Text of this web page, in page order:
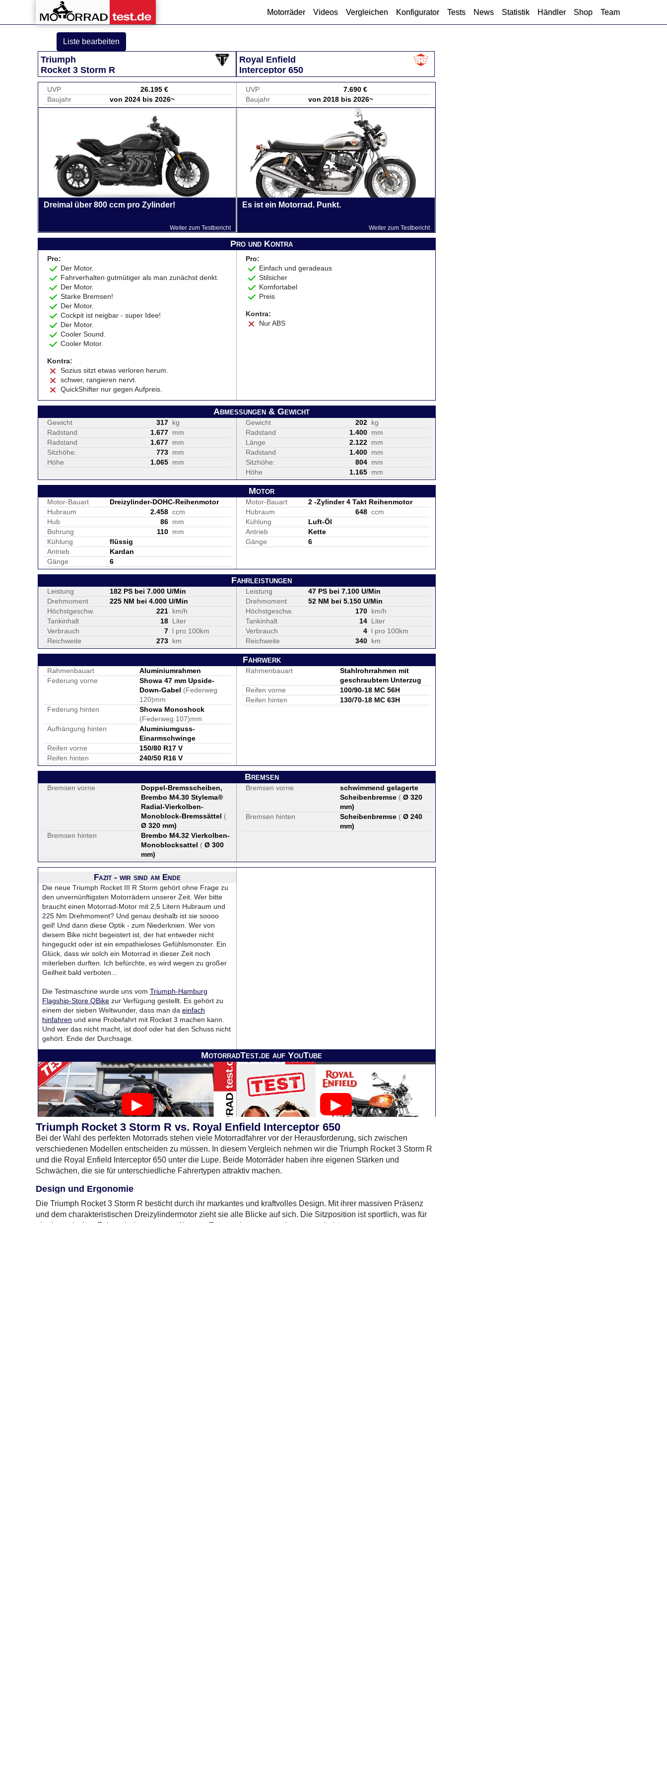
Motorräder Videos Vergleichen Konfigurator Tests News Statistik Händler Shop Team
Liste bearbeiten
Triumph
Rocket 3 Storm R
Royal Enfield
Interceptor 650
UVP
26.195 €
Baujahr
von 2024 bis 2026~
UVP
7.690 €
Baujahr
von 2018 bis 2026~
Dreimal über 800 ccm pro Zylinder!
Weiter zum Testbericht
Es ist ein Motorrad. Punkt.
Weiter zum Testbericht
Pro und Kontra
Pro:
Der Motor.
Fahrverhalten gutmütiger als man zunächst denkt.
Der Motor.
Starke Bremsen!
Der Motor.
Cockpit ist neigbar - super Idee!
Der Motor.
Cooler Sound.
Cooler Motor.
Kontra:
Sozius sitzt etwas verloren herum.
schwer, rangieren nervt.
QuickShifter nur gegen Aufpreis.
Pro:
Einfach und geradeaus
Stilsicher
Komfortabel
Preis
Kontra:
Nur ABS
Abmessungen & Gewicht
Gewicht 317 kg
Radstand
1.677 mm
Radstand
1.677 mm
Sitzhöhe:
773 mm
Höhe
1.065 mm
Gewicht 202 kg
Radstand
1.400 mm
Länge
2.122 mm
Radstand
1.400 mm
Sitzhöhe:
804 mm
Höhe
1.165 mm
Motor
Motor-Bauart
Dreizylinder-DOHC-Reihenmotor
Hubraum
2.458 ccm
Hub
86 mm
Bohrung
110 mm
Kühlung
flüssig
Antrieb
Kardan
Gänge
6
Motor-Bauart
2 -Zylinder 4 Takt Reihenmotor
Hubraum
648 ccm
Kühlung
Luft-Öl
Antrieb
Kette
Gänge
6
Fahrleistungen
Leistung
182 PS bei 7.000 U/Min
Drehmoment
225 NM bei 4.000 U/Min
Höchstgeschw.
221 km/h
Tankinhalt
18 Liter
Verbrauch
7 l pro 100km
Reichweite
273 km
Leistung
47 PS bei 7.100 U/Min
Drehmoment
52 NM bei 5.150 U/Min
Höchstgeschw.
170 km/h
Tankinhalt
14 Liter
Verbrauch
4 l pro 100km
Reichweite
340 km
Fahrwerk
Rahmenbauart
Aluminiumrahmen
Federung vorne
Showa 47 mm Upside-
Down-Gabel (Federweg
120)mm
Federung hinten
Showa Monoshock
(Federweg 107)mm
Aufhängung hinten
Aluminiumguss-
Einarmschwinge
Reifen vorne
150/80 R17 V
Reifen hinten
240/50 R16 V
Rahmenbauart
Stahlrohrrahmen mit
geschraubtem Unterzug
Reifen vorne
100/90-18 MC 56H
Reifen hinten
130/70-18 MC 63H
Bremsen
Bremsen vorne
Doppel-Bremsscheiben,
Brembo M4.30 Stylema®
Radial-Vierkolben-
Monoblock-Bremssättel (
Ø 320 mm)
Bremsen hinten
Brembo M4.32 Vierkolben-
Monoblocksattel ( Ø 300
mm)
Bremsen vorne
schwimmend gelagerte
Scheibenbremse ( Ø 320
mm)
Bremsen hinten
Scheibenbremse ( Ø 240
mm)
Fazit - wir sind am Ende
Die neue Triumph Rocket III R Storm gehört ohne Frage zu
den unvernünftigsten Motorrädern unserer Zeit. Wer bitte
braucht einen Motorrad-Motor mit 2,5 Litern Hubraum und
225 Nm Drehmoment? Und genau deshalb ist sie soooo
geil! Und dann diese Optik - zum Niederknien. Wer von
diesem Bike nicht begeistert ist, der hat entweder nicht
hingeguckt oder ist ein empathieloses Gefühlsmonster. Ein
Glück, dass wir solch ein Motorrad in dieser Zeit noch
miterleben durften. Ich befürchte, es wird wegen zu großer
Geilheit bald verboten...
Die Testmaschine wurde uns vom Triumph-Hamburg
Flagship-Store QBike zur Verfügung gestellt. Es gehört zu
einem der sieben Weltwunder, dass man da einfach
hinfahren und eine Probefahrt mit Rocket 3 machen kann.
Und wer das nicht macht, ist doof oder hat den Schuss nicht
gehört. Ende der Durchsage.
MotorradTest.de auf YouTube
Triumph Rocket 3 Storm R vs. Royal Enfield Interceptor 650
Bei der Wahl des perfekten Motorrads stehen viele Motorradfahrer vor der Herausforderung, sich zwischen
verschiedenen Modellen entscheiden zu müssen. In diesem Vergleich nehmen wir die Triumph Rocket 3 Storm R
und die Royal Enfield Interceptor 650 unter die Lupe. Beide Motorräder haben ihre eigenen Stärken und
Schwächen, die sie für unterschiedliche Fahrertypen attraktiv machen.
Design und Ergonomie
Die Triumph Rocket 3 Storm R besticht durch ihr markantes und kraftvolles Design. Mit ihrer massiven Präsenz
und dem charakteristischen Dreizylindermotor zieht sie alle Blicke auf sich. Die Sitzposition ist sportlich, was für
ein dynamisches Fahrverhalten sorgt, auf langen Touren aber etwas unbequem sein könnte.